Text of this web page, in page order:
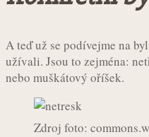
A teď už se podívejme na
užívali. Jsou to zejména:
nebo muškátový oříšek.
Zdroj foto: